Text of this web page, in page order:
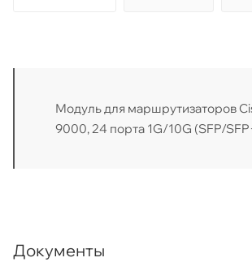
Модуль для маршрутизаторов
9000, 24 порта 1G/10G (SFP/
Документы